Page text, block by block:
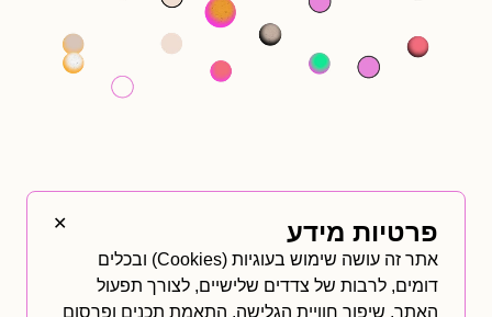
ההשקעה הבאה
שלכם קרובה
מתמיד
✕ פרטיות מידע
אתר זה עושה שימוש בעוגיות (Cookies) ובכלים
דומים, לרבות של צדדים שלישיים, לצורך תפעול
האתר, שיפור חוויית הגלישה, התאמת תכנים ופרסום